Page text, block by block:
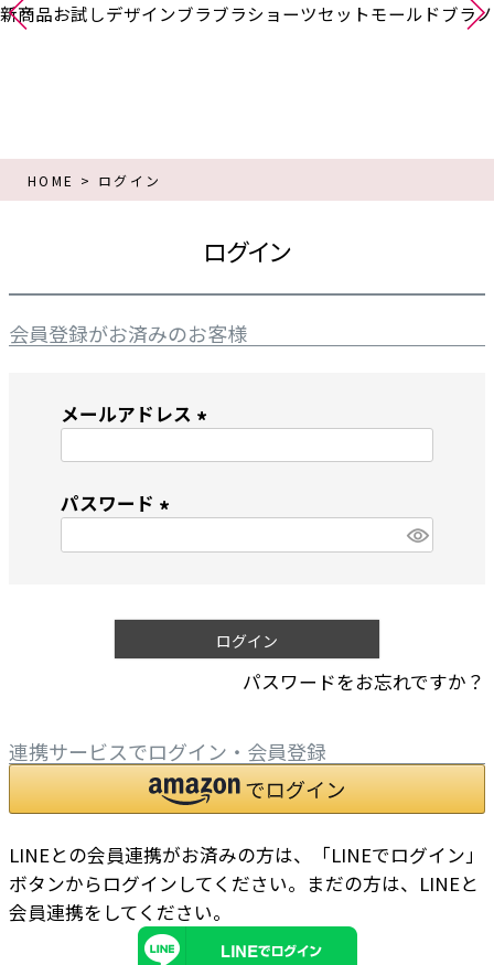
新商品お試しデザインブラブラショーツセットモールドブラ
HOME ログイン
ログイン
会員登録がお済みのお客様
メールアドレス
パスワード
)
ログイン
パスワードをお忘れですか？
連携サービスでログイン・会員登録
LINEとの会員連携がお済みの方は、「LINEでログイン」
ボタンからログインしてください。まだの方は、 LINEと
会員連携をしてください。